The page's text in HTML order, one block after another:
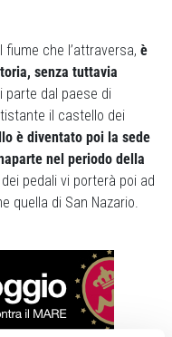
fiume che l’attraversa, è
senza tuttavia
parte dal paese di
il castello dei
è diventato poi la sede
nel periodo della
pedali vi porterà poi ad
quella di San Nazario.